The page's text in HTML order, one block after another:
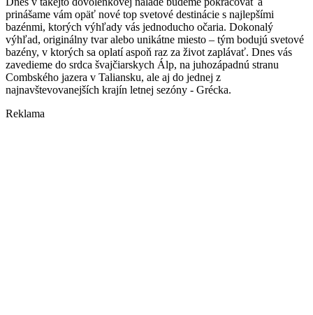
prinášame vám opäť nové top svetové destinácie s najlepšími
bazénmi, ktorých výhľady vás jednoducho očaria. Dokonalý
výhľad, originálny tvar alebo unikátne miesto – tým bodujú svetové
bazény, v ktorých sa oplatí aspoň raz za život zaplávať. Dnes vás
zavedieme do srdca švajčiarskych Álp, na juhozápadnú stranu
Combského jazera v Taliansku, ale aj do jednej z
najnavštevovanejších krajín letnej sezóny - Grécka.
Reklama